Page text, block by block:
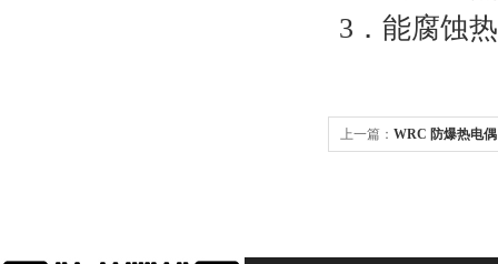
3 ．能腐蚀
上一篇： WRC 防爆热电偶